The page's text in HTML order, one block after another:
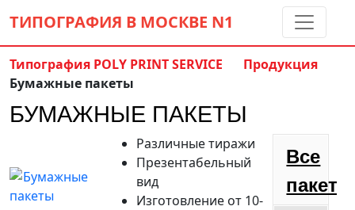
ТИПОГРАФИЯ В МОСКВЕ N1
Контакты: (5 метров от м. Дмитровская)
8 495 797-35-59
звоните с 10 до 19 пн-сб
Обратный звонок
Типография POLY PRINT SERVICE
Продукция
Бумажные пакеты
БУМАЖНЫЕ ПАКЕТЫ
Различные тиражи
Презентабельный
вид
Изготовление от 10-
Все
пакеты